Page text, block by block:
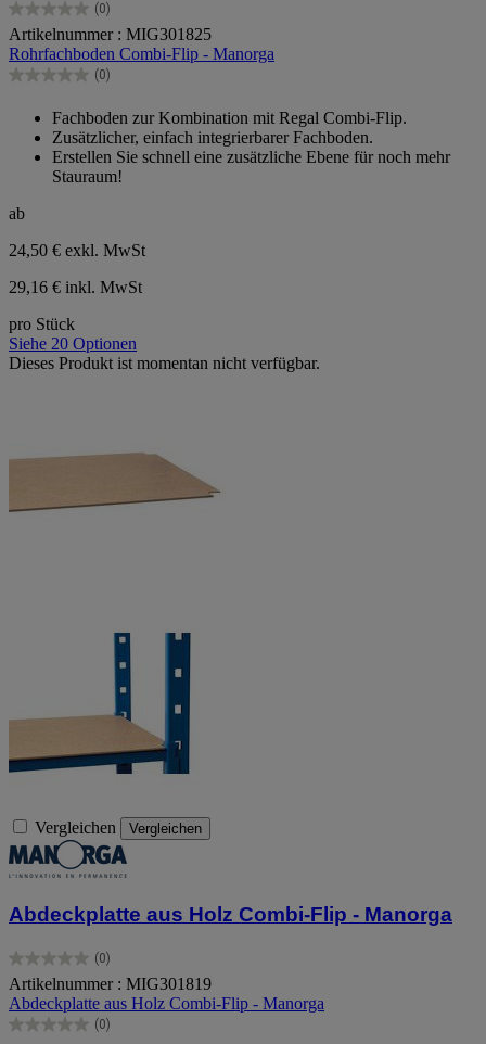
(0)
0.0
von
5
Sternen.
Artikelnummer : MIG301825
Rohrfachboden Combi-Flip - Manorga
(0)
0.0
Sternen.
Fachboden zur Kombination mit Regal Combi-Flip.
Zusätzlicher, einfach integrierbarer Fachboden.
Erstellen Sie schnell eine zusätzliche Ebene für noch mehr
Stauraum!
ab
24,50 € exkl. MwSt
29,16 € inkl. MwSt
pro Stück
Siehe 20 Optionen
Dieses Produkt ist momentan nicht verfügbar.
Vergleichen Vergleichen
Abdeckplatte aus Holz Combi-Flip - Manorga
(0)
0.0
von
5
Sternen.
Artikelnummer : MIG301819
Abdeckplatte aus Holz Combi-Flip - Manorga
(0)
0.0